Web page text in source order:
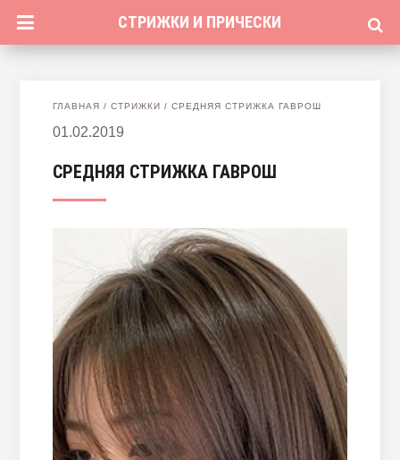
СТРИЖКИ И ПРИЧЕСКИ
ГЛАВНАЯ / СТРИЖКИ / СРЕДНЯЯ СТРИЖКА ГАВРОШ
01.02.2019
СРЕДНЯЯ СТРИЖКА ГАВРОШ